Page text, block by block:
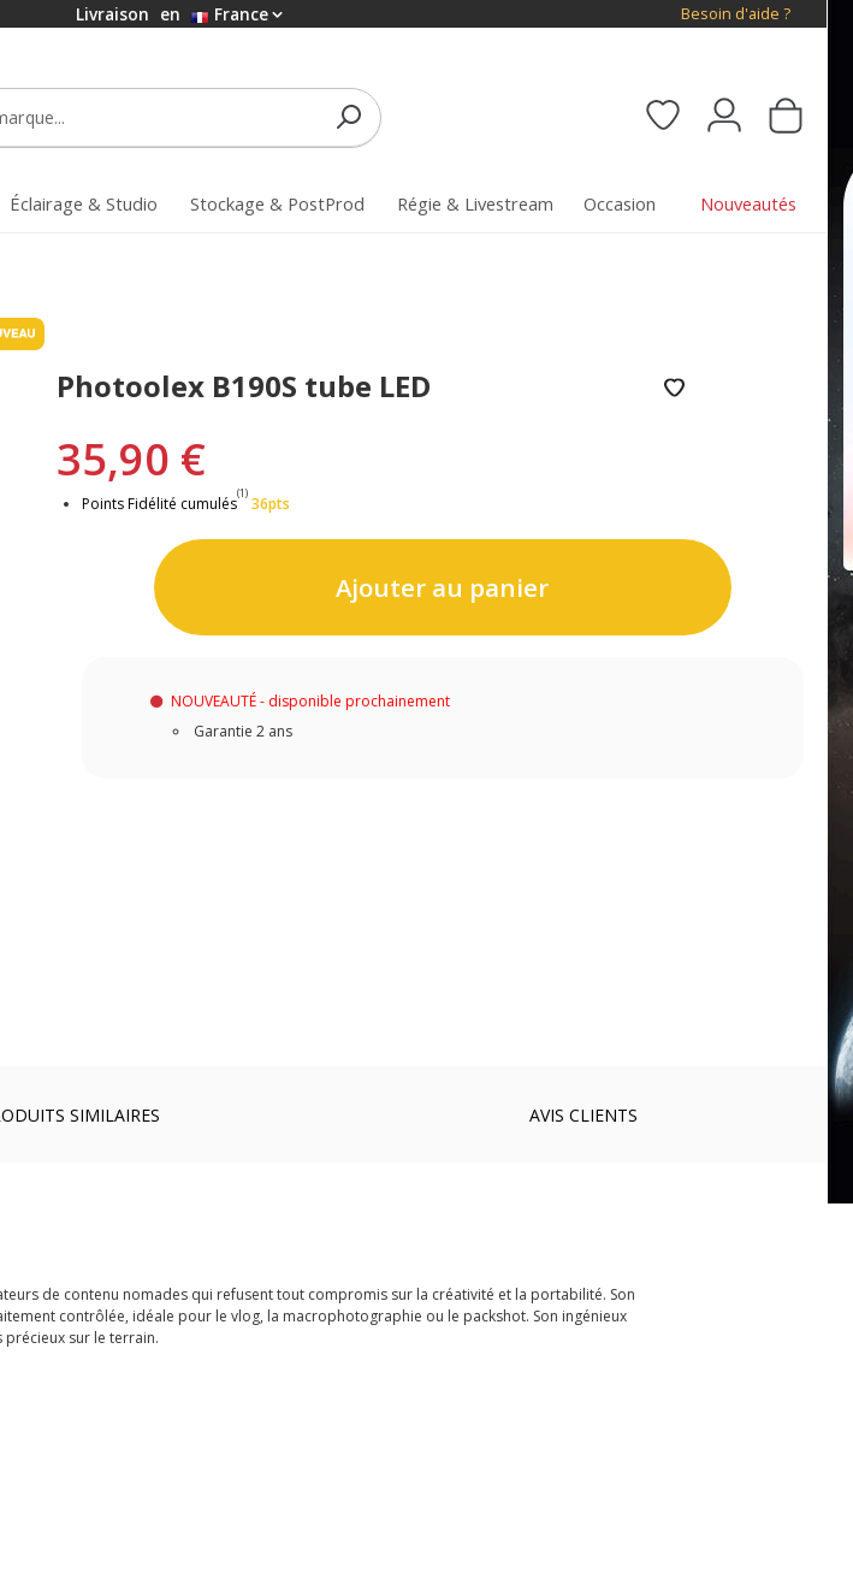
Livraison en France Besoin d'aide ?
Éclairage & Studio Stockage & PostProd Régie & Livestream Occasion Nouveautés
Photoolex B190S tube LED
35,90 €
Points Fidélité cumulés
(1)
36pts
Ajouter au panier
NOUVEAUTÉ - disponible prochainement
Garantie 2 ans
SIMILAIRES AVIS CLIENTS
de contenu nomades qui refusent tout compromis sur la créativité et la portabilité. Son
contrôlée, idéale pour le vlog, la macrophotographie ou le packshot. Son ingénieux
sur le terrain.